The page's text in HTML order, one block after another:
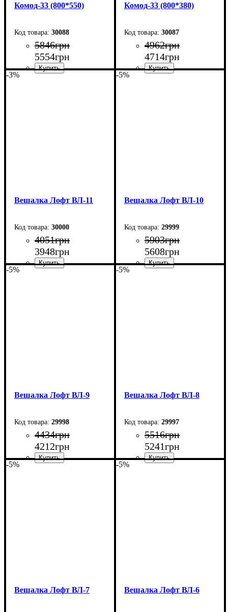
Комод-33 (800*550)
30088
5846грн
5554грн
Комод-33 (800*380)
30087
4962грн
4714грн
-3%
Вешалка Лофт ВЛ-11
30000
4051грн
3948грн
-5%
Вешалка Лофт ВЛ-10
29999
5903грн
5608грн
-5%
Вешалка Лофт ВЛ-9
29998
4434грн
4212грн
-5%
Вешалка Лофт ВЛ-8
29997
5516грн
5241грн
-5%
Вешалка Лофт ВЛ-7
-5%
Вешалка Лофт ВЛ-6